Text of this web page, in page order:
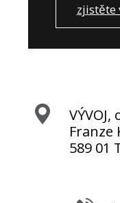
zjistěte
Franze
589 01